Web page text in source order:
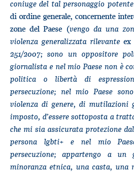
coniuge del tal personaggio
di ordine generale, concernente
zone del Paese (vengo da una
violenza generalizzata rilevante ex
251/2007; sono un oppositore
giornalista e nel mio Paese non è
politica o libertà di
persecuzione; nel mio Paese
violenza di genere, di
imposto, d’essere sottoposta a
che mi sia assicurata protezione
persona lgbti+ e nel mio
persecuzione; appartengo a
minoranza etnica, una casta, una